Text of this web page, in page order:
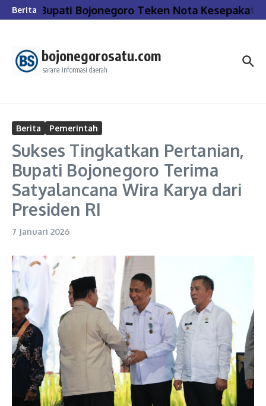
Lewati ke konten
BeritaBupati Bojonegoro Teken Nota Kesepakatan
bojonegorosatu.com
sarana informasi daerah
Berita Pemerintah
Sukses Tingkatkan Pertanian,
Bupati Bojonegoro Terima
Satyalancana Wira Karya dari
Presiden RI
7 Januari 2026